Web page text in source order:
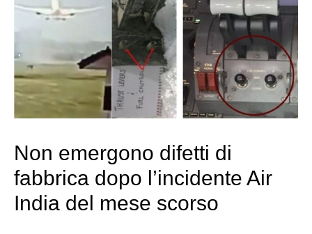
Non emergono difetti di
fabbrica dopo l’incidente Air
India del mese scorso